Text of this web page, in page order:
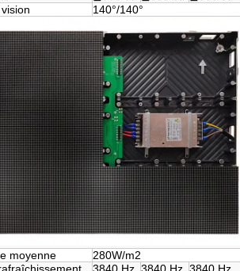
140°/140°
moyenne 280W/m2